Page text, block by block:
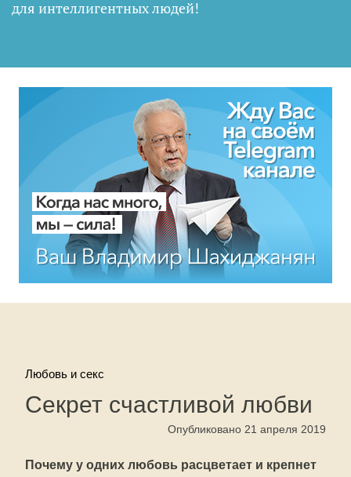
для интеллигентных людей!
Любовь и секс
Секрет счастливой любви
Опубликовано 21 апреля 2019
Почему у одних любовь расцветает и крепнет